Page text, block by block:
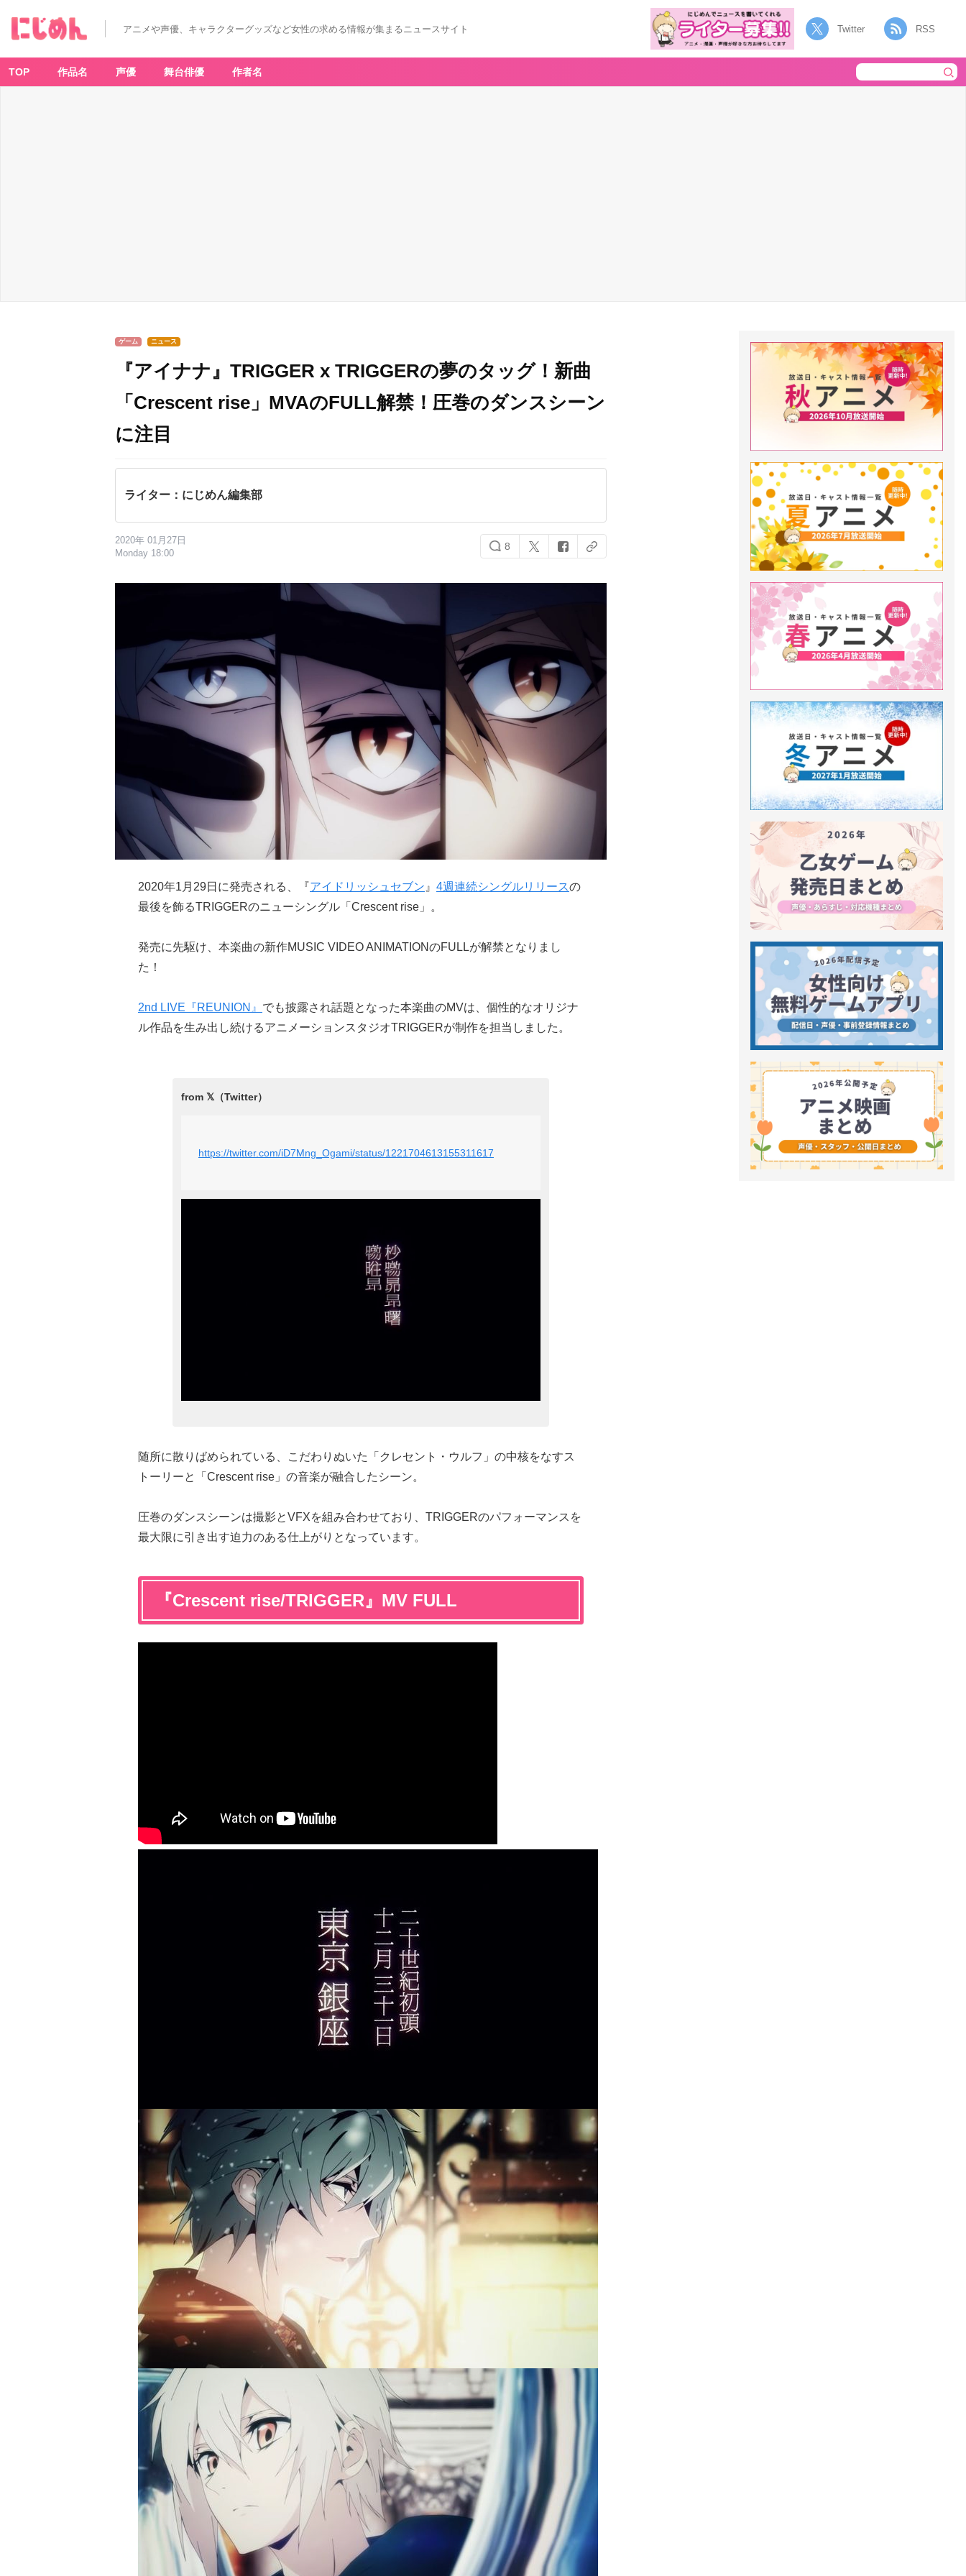
アニメや声優、キャラクターグッズなど女性の求める情報が集まるニュースサイト Twitter RSS
TOP 作品名 声優 舞台俳優 作者名
ゲーム ニュース
『アイナナ』TRIGGER x TRIGGERの夢のタッグ！新曲
「Crescent rise」MVAのFULL解禁！圧巻のダンスシーン
に注目
ライター：にじめん編集部
2020年 01月27日
Monday 18:00
8
2020年1月29日に発売される、『アイドリッシュセブン 』 4週連続シングルリリースの
最後を飾るTRIGGERのニューシングル「Crescent rise」。
発売に先駆け、本楽曲の新作MUSIC VIDEO ANIMATIONのFULLが解禁となりまし
た！
2nd LIVE『REUNION』 でも披露され話題となった本楽曲のMVは、個性的なオリジナ
ル作品を生み出し続けるアニメーションスタジオTRIGGERが制作を担当しました。
https://twitter.com/iD7Mng_Ogami/status/1221704613155311617
随所に散りばめられている、こだわりぬいた「クレセント・ウルフ」の中核をなすス
トーリーと「Crescent rise」の音楽が融合したシーン。
圧巻のダンスシーンは撮影とVFXを組み合わせており、TRIGGERのパフォーマンスを
最大限に引き出す迫力のある仕上がりとなっています。
『Crescent rise/TRIGGER』MV FULL